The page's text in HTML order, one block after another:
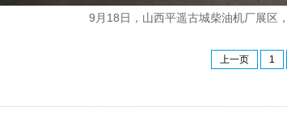
9月18日，山西平遥古城柴油机厂展区
上一页 1